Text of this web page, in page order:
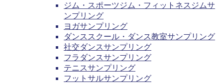
ジム・スポーツジム・フィットネスジムサ
ンプリング
ヨガサンプリング
ダンススクール・ダンス教室サンプリング
社交ダンスサンプリング
フラダンスサンプリング
テニスサンプリング
フットサルサンプリング